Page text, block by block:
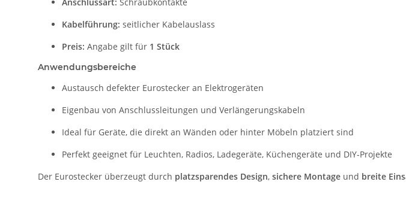
Anschlussart: Schraubkontakte
Kabelführung: seitlicher Kabelauslass
Preis: Angabe gilt für 1 Stück
Anwendungsbereiche
Austausch defekter Eurostecker an Elektrogeräten
Eigenbau von Anschlussleitungen und Verlängerungskabeln
Ideal für Geräte, die direkt an Wänden oder hinter Möbeln platziert sind
Perfekt geeignet für Leuchten, Radios, Ladegeräte, Küchengeräte und DIY-Projekte
Der Eurostecker überzeugt durch platzsparendes Design, sichere Montage und breite